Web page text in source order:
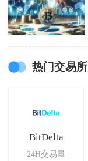
热门交易所
BitDelta
24H交易量